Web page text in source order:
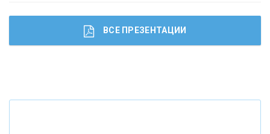
Что будет с наличными деньгами при цифровом
ВСЕ ПРЕЗЕНТАЦИИ